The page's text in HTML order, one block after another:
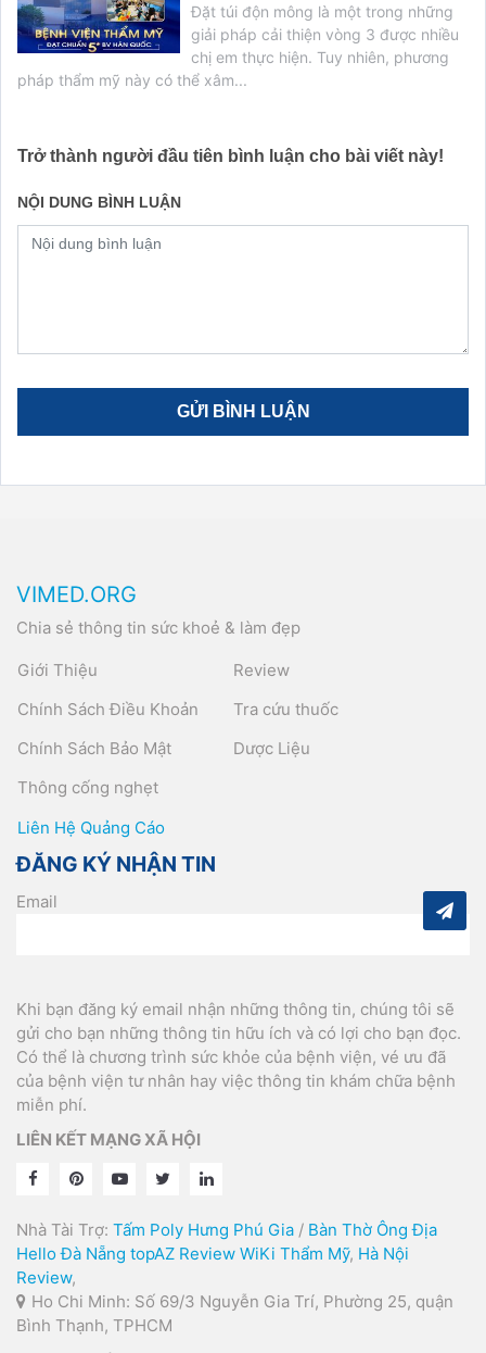
Đặt túi độn mông là một trong những
giải pháp cải thiện vòng 3 được nhiều
chị em thực hiện. Tuy nhiên, phương
pháp thẩm mỹ này có thể xâm...
Trở thành người đầu tiên bình luận cho bài viết này!
NỘI DUNG BÌNH LUẬN
VIMED.ORG
Chia sẻ thông tin sức khoẻ & làm đẹp
Giới Thiệu
Chính Sách Điều Khoản
Chính Sách Bảo Mật
Thông cống nghẹt
Review
Tra cứu thuốc
Dược Liệu
Liên Hệ Quảng Cáo
ĐĂNG KÝ NHẬN TIN
Email
Khi bạn đăng ký email nhận những thông tin, chúng tôi sẽ
gửi cho bạn những thông tin hữu ích và có lợi cho bạn đọc.
Có thể là chương trình sức khỏe của bệnh viện, vé ưu đã
của bệnh viện tư nhân hay việc thông tin khám chữa bệnh
miễn phí.
LIÊN KẾT MẠNG XÃ HỘI
Nhà Tài Trợ: Tấm Poly Hưng Phú Gia / Bàn Thờ Ông Địa
Hello Đà Nẵng topAZ Review WiKi Thẩm Mỹ, Hà Nội
Review,
Ho Chi Minh: Số 69/3 Nguyễn Gia Trí, Phường 25, quận
Bình Thạnh, TPHCM